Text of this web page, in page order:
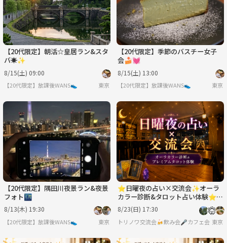
【20代限定】朝活☆皇居ラン&スタ
バ☀️✨
8/15(土) 09:00
【20代限定】放課後WANS👟 東京
【20代限定】季節のバスチー女子
会🍰💓
8/15(土) 13:00
【20代限定】放課後WANS👟 東京
【20代限定】隅田川夜景ラン&夜景
フォト🌃
8/13(木) 19:30
【20代限定】放課後WANS👟 東京
⭐️日曜夜の占い×交流会✨オーラ
カラー診断&タロット占い体験⭐️お
気軽1人参加OK✨女性も安心参加
◎
8/23(日) 17:30
トリノワ交流会🍻飲み会🎤カフェ会☕️カラ
東京